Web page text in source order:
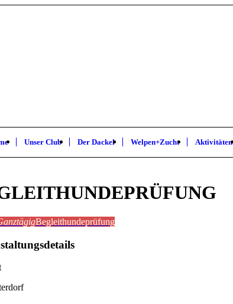
Unser Club Der Dackel Welpen+Zucht Aktivitäten
Begleithundeprüfung